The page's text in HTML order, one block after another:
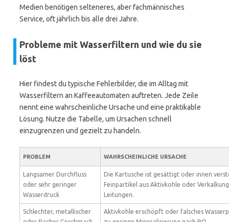
Medien benötigen selteneres, aber fachmännisches
Service, oft jährlich bis alle drei Jahre.
Probleme mit Wasserfiltern und wie du sie
löst
Hier findest du typische Fehlerbilder, die im Alltag mit
Wasserfiltern an Kaffeeautomaten auftreten. Jede Zeile
nennt eine wahrscheinliche Ursache und eine praktikable
Lösung. Nutze die Tabelle, um Ursachen schnell
einzugrenzen und gezielt zu handeln.
PROBLEM WAHRSCHEINLICHE URSACHE
Langsamer Durchfluss
oder sehr geringer
Wasserdruck
Die Kartusche ist gesättigt oder innen
Feinpartikel aus Aktivkohle oder
Leitungen.
Schlechter, metallischer
Aktivkohle erschöpft oder falsches